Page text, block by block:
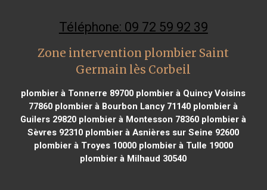
Téléphone: 09 72 59 92 39
Zone intervention plombier Saint
Germain lès Corbeil
plombier à Tonnerre 89700 plombier à Quincy Voisins
77860 plombier à Bourbon Lancy 71140 plombier à
Guilers 29820 plombier à Montesson 78360 plombier à
Sèvres 92310 plombier à Asnières sur Seine 92600
plombier à Troyes 10000plombier à Tulle 19000
plombier à Milhaud 30540